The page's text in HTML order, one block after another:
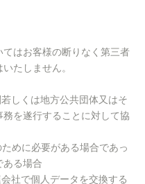
はお客様の断りなく第三者
たしません。
しくは地方公共団体又はそ
を遂行することに対して協
めに必要がある場合であっ
ある場合
社で個人データを交換する